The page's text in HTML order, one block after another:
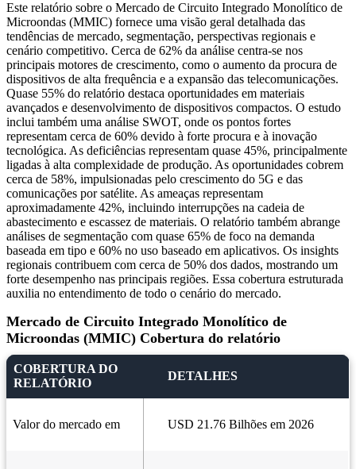
Este relatório sobre o Mercado de Circuito Integrado Monolítico de
Microondas (MMIC) fornece uma visão geral detalhada das
tendências de mercado, segmentação, perspectivas regionais e
cenário competitivo. Cerca de 62% da análise centra-se nos
principais motores de crescimento, como o aumento da procura de
dispositivos de alta frequência e a expansão das telecomunicações.
Quase 55% do relatório destaca oportunidades em materiais
avançados e desenvolvimento de dispositivos compactos. O estudo
inclui também uma análise SWOT, onde os pontos fortes
representam cerca de 60% devido à forte procura e à inovação
tecnológica. As deficiências representam quase 45%, principalmente
ligadas à alta complexidade de produção. As oportunidades cobrem
cerca de 58%, impulsionadas pelo crescimento do 5G e das
comunicações por satélite. As ameaças representam
aproximadamente 42%, incluindo interrupções na cadeia de
abastecimento e escassez de materiais. O relatório também abrange
análises de segmentação com quase 65% de foco na demanda
baseada em tipo e 60% no uso baseado em aplicativos. Os insights
regionais contribuem com cerca de 50% dos dados, mostrando um
forte desempenho nas principais regiões. Essa cobertura estruturada
auxilia no entendimento de todo o cenário do mercado.
Mercado de Circuito Integrado Monolítico de
Microondas (MMIC) Cobertura do relatório
COBERTURA DO
RELATÓRIO
DETALHES
Valor do mercado em USD 21.76 Bilhões em 2026